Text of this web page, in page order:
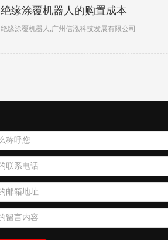
绝缘涂覆机器人的购置成本
绝缘涂覆机器人,广州信泓科技发展有限公司